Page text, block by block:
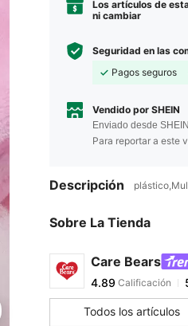
Los artículos de
ni cambiar
Seguridad en las
Pagos seguros
Vendido por SHEIN
Enviado desde SHEIN
Para reportar a este
Descripción
Sobre La Tienda
Care Bears
4.89
4.89 Calificación
l***rpagó
4.89
Todos los artículos